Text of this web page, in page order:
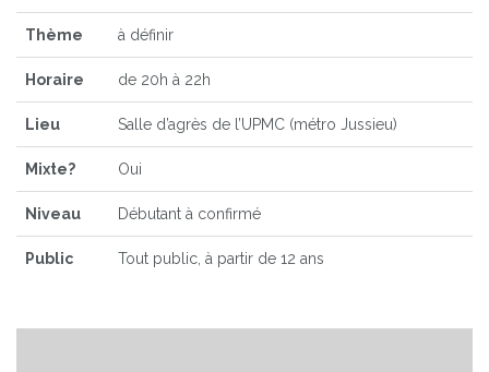
Thème à définir
Horaire de 20h à 22h
Lieu Salle d’agrès de l’UPMC (métro Jussieu)
Mixte? Oui
Niveau Débutant à confirmé
Public Tout public, à partir de 12 ans